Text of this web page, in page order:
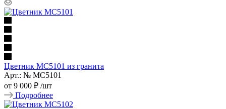
Цветник МС5101 из гранита
Арт.: № МС5101
от 9 000 ₽ /шт
Подробнее